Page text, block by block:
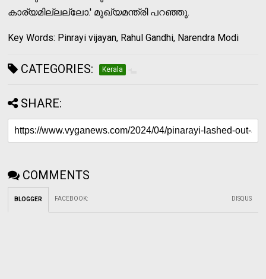
കാര്യമില്ലല്ലോ.' മുഖ്യമന്ത്രി പറഞ്ഞു.
Key Words: Pinrayi vijayan, Rahul Gandhi, Narendra Modi
CATEGORIES: Kerala
SHARE:
COMMENTS
BLOGGER FACEBOOK: DISQUS